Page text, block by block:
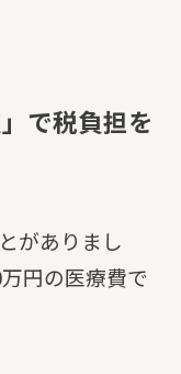
で税負担を
がありまし
円の医療費で